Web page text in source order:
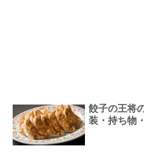
餃子の王将
装・持ち物